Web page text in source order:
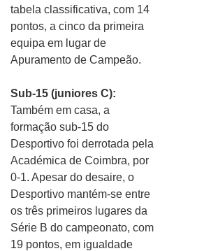
tabela classificativa, com 14
pontos, a cinco da primeira
equipa em lugar de
Apuramento de Campeão.
Sub-15 (juniores C):
Também em casa, a
formação sub-15 do
Desportivo foi derrotada pela
Académica de Coimbra, por
0-1. Apesar do desaire, o
Desportivo mantém-se entre
os três primeiros lugares da
Série B do campeonato, com
19 pontos, em igualdade